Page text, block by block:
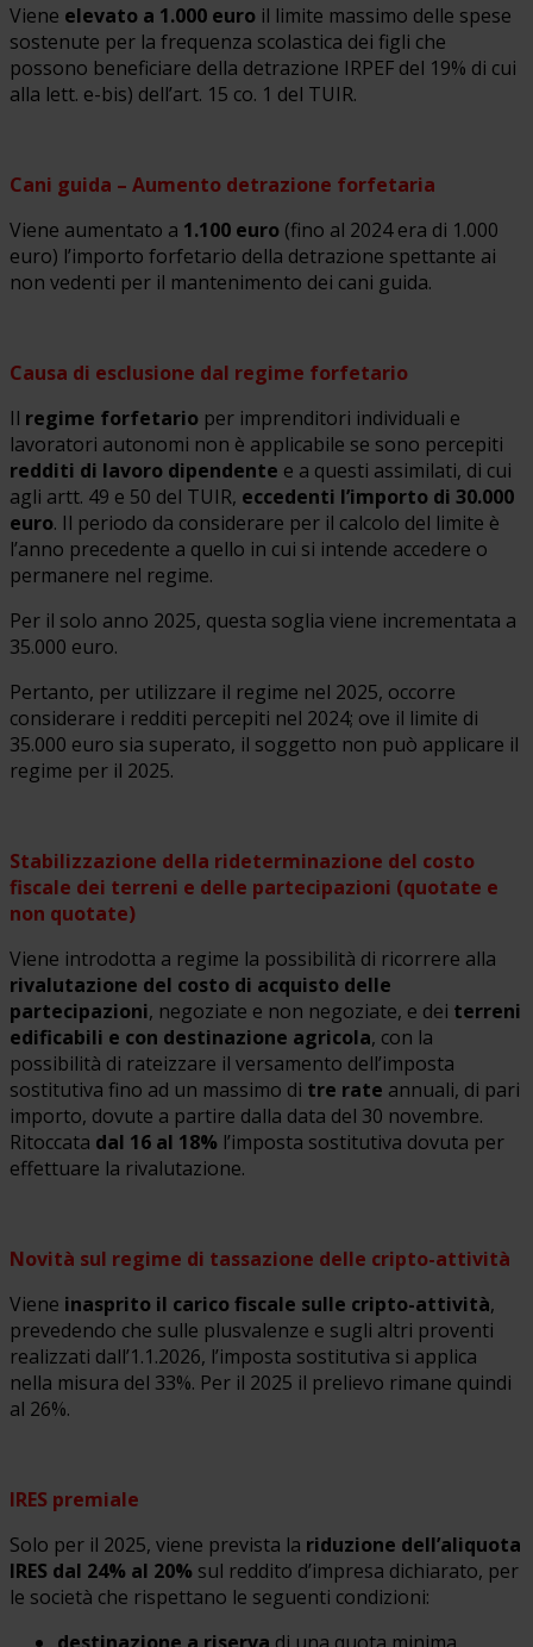
Viene elevato a 1.000 euro il limite massimo delle spese
sostenute per la frequenza scolastica dei figli che
possono beneficiare della detrazione IRPEF del 19% di cui
alla lett. e-bis) dell’art. 15 co. 1 del TUIR.
Cani guida – Aumento detrazione forfetaria
Viene aumentato a 1.100 euro (fino al 2024 era di 1.000
euro) l’importo forfetario della detrazione spettante ai
non vedenti per il mantenimento dei cani guida.
Causa di esclusione dal regime forfetario
Il regime forfetario per imprenditori individuali e
lavoratori autonomi non è applicabile se sono percepiti
redditi di lavoro dipendente e a questi assimilati, di cui
agli artt. 49 e 50 del TUIR, eccedenti l’importo di 30.000
euro. Il periodo da considerare per il calcolo del limite è
l’anno precedente a quello in cui si intende accedere o
permanere nel regime.
Per il solo anno 2025, questa soglia viene incrementata a
35.000 euro.
Pertanto, per utilizzare il regime nel 2025, occorre
considerare i redditi percepiti nel 2024; ove il limite di
35.000 euro sia superato, il soggetto non può applicare il
regime per il 2025.
Stabilizzazione della rideterminazione del costo
fiscale dei terreni e delle partecipazioni (quotate e
non quotate)
Viene introdotta a regime la possibilità di ricorrere alla
rivalutazione del costo di acquisto delle
partecipazioni, negoziate e non negoziate, e dei terreni
edificabili e con destinazione agricola, con la
possibilità di rateizzare il versamento dell’imposta
sostitutiva fino ad un massimo di tre rate annuali, di pari
importo, dovute a partire dalla data del 30 novembre.
Ritoccata dal 16 al 18% l’imposta sostitutiva dovuta per
effettuare la rivalutazione.
Novità sul regime di tassazione delle cripto-attività
Viene inasprito il carico fiscale sulle cripto-attività,
prevedendo che sulle plusvalenze e sugli altri proventi
realizzati dall’1.1.2026, l’imposta sostitutiva si applica
nella misura del 33%. Per il 2025 il prelievo rimane quindi
al 26%.
IRES premiale
Solo per il 2025, viene prevista la riduzione dell’aliquota
IRES dal 24% al 20% sul reddito d’impresa dichiarato, per
le società che rispettano le seguenti condizioni: